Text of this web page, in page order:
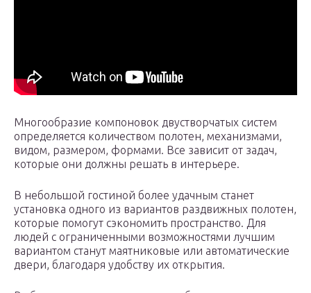
Многообразие компоновок двустворчатых систем
определяется количеством полотен, механизмами,
видом, размером, формами. Все зависит от задач,
которые они должны решать в интерьере.
В небольшой гостиной более удачным станет
установка одного из вариантов раздвижных полотен,
которые помогут сэкономить пространство. Для
людей с ограниченными возможностями лучшим
вариантом станут маятниковые или автоматические
двери, благодаря удобству их открытия.